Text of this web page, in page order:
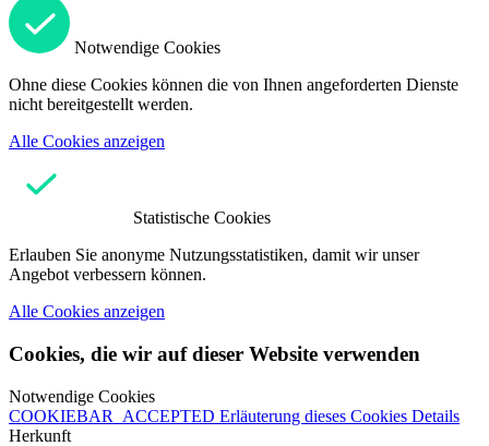
Notwendige Cookies
Ohne diese Cookies können die von Ihnen angeforderten Dienste
nicht bereitgestellt werden.
Alle Cookies anzeigen
Statistische Cookies
Erlauben Sie anonyme Nutzungsstatistiken, damit wir unser
Angebot verbessern können.
Alle Cookies anzeigen
Cookies, die wir auf dieser Website verwenden
Notwendige Cookies
COOKIEBAR_ACCEPTED Erläuterung dieses Cookies Details
Herkunft